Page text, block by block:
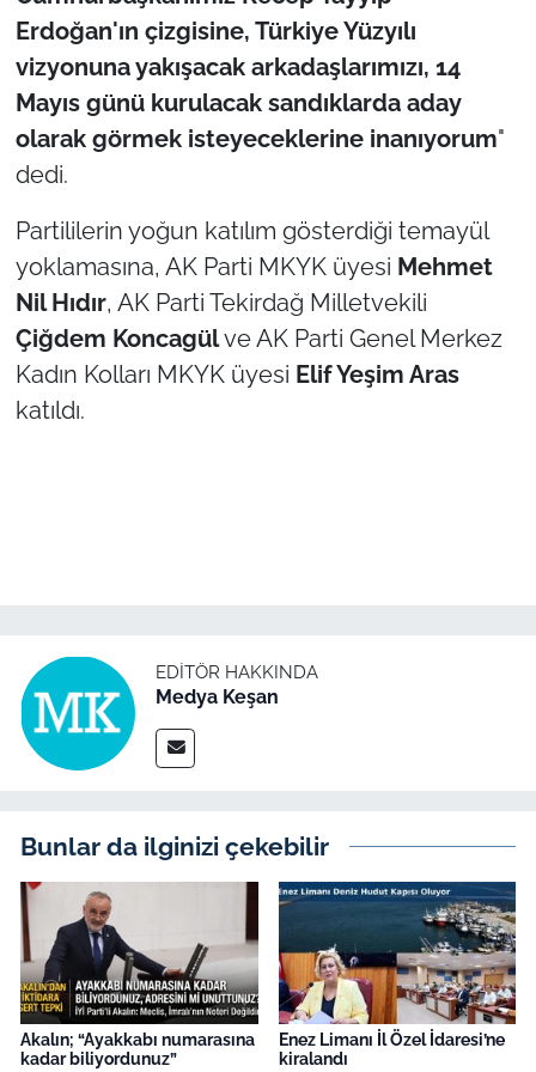
Erdoğan'ın çizgisine, Türkiye Yüzyılı
vizyonuna yakışacak arkadaşlarımızı, 14
Mayıs günü kurulacak sandıklarda aday
olarak görmek isteyeceklerine inanıyorum"
dedi.
Partililerin yoğun katılım gösterdiği temayül
yoklamasına, AK Parti MKYK üyesi Mehmet
Nil Hıdır, AK Parti Tekirdağ Milletvekili
Çiğdem Koncagülve AK Parti Genel Merkez
Kadın Kolları MKYK üyesi Elif Yeşim Aras
katıldı.
EDITÖR HAKKINDA
Medya Keşan
Bunlar da ilginizi çekebilir
Akalın; “Ayakkabı numarasına
kadar biliyordunuz”
Enez Limanı İl Özel İdaresi’ne
kiralandı